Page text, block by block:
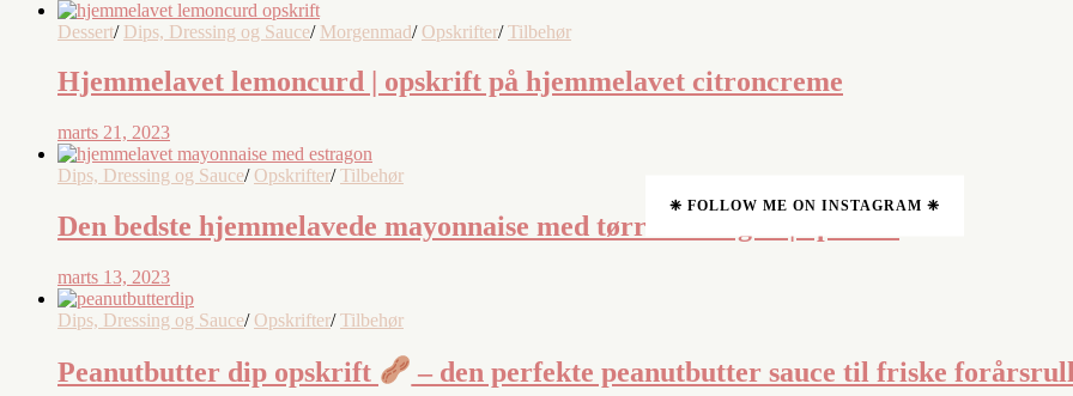
Dessert/ Dips, Dressing og Sauce/ Morgenmad/ Opskrifter/ Tilbehør
Hjemmelavet lemoncurd | opskrift på hjemmelavet citroncreme
marts 21, 2023
Dips, Dressing og Sauce/ Opskrifter/ Tilbehør
Den bedste hjemmelavede mayonnaise med tørret estragon | opskrift
marts 13, 2023
Dips, Dressing og Sauce/ Opskrifter/ Tilbehør
Peanutbutter dip opskrift – den perfekte peanutbutter sauce til friske
❈ FOLLOW ME ON INSTAGRAM ❈